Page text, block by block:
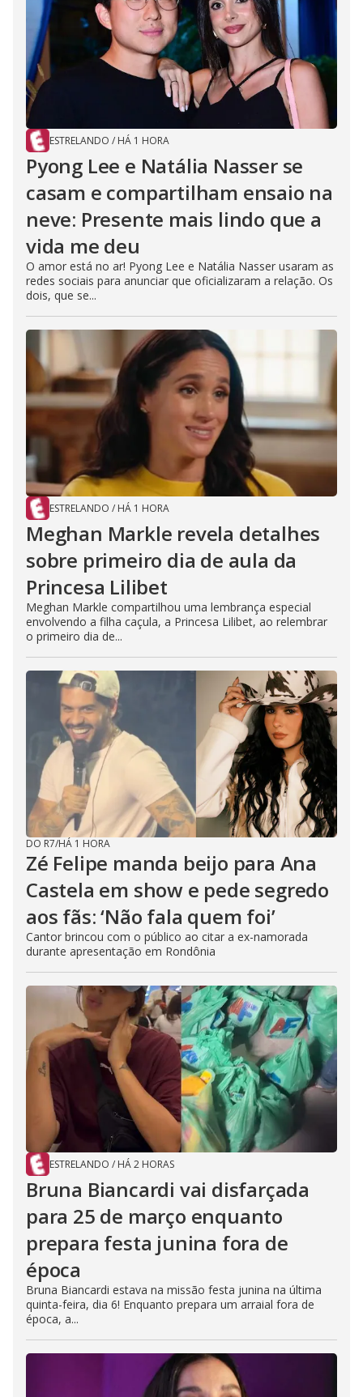
ESTRELANDO / HÁ 1 HORA
Pyong Lee e Natália Nasser se
casam e compartilham ensaio na
neve: Presente mais lindo que a
vida me deu
O amor está no ar! Pyong Lee e Natália Nasser usaram as
redes sociais para anunciar que oficializaram a relação. Os
dois, que se...
ESTRELANDO / HÁ 1 HORA
Meghan Markle revela detalhes
sobre primeiro dia de aula da
Princesa Lilibet
Meghan Markle compartilhou uma lembrança especial
envolvendo a filha caçula, a Princesa Lilibet, ao relembrar
o primeiro dia de...
DO R7/HÁ 1 HORA
Zé Felipe manda beijo para Ana
Castela em show e pede segredo
aos fãs: ‘Não fala quem foi’
Cantor brincou com o público ao citar a ex-namorada
durante apresentação em Rondônia
ESTRELANDO / HÁ 2 HORAS
Bruna Biancardi vai disfarçada
para 25 de março enquanto
prepara festa junina fora de
época
Bruna Biancardi estava na missão festa junina na última
quinta-feira, dia 6! Enquanto prepara um arraial fora de
época, a...